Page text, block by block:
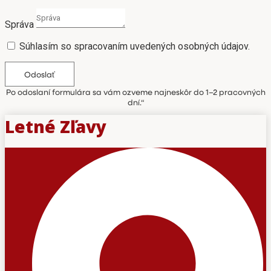
Správa
Súhlasím so spracovaním uvedených osobných údajov.
Odoslať
Po odoslaní formulára sa vám ozveme najneskôr do 1–2 pracovných
dní.“
Letné Zľavy